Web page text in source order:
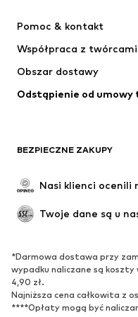
SUPERFIT
Pomoc & kontakt
Współpraca z twórcami
Obszar dostawy
Odstąpienie od
BEZPIECZNE ZAKUPY
Nasi klienci ocenili
Twoje dane są u
*Darmowa dostawa przy
wypadku naliczane są koszty
4,90 zł.
Najniższa cena całkowita z
****Opłaty mogą być